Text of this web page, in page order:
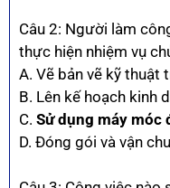
Câu 2: Người làm
thực hiện nhiệm vụ
A. Vẽ bản vẽ kỹ thuật
B. Lên kế hoạch kinh
C. Sử dụng máy móc
D. Đóng gói và vận